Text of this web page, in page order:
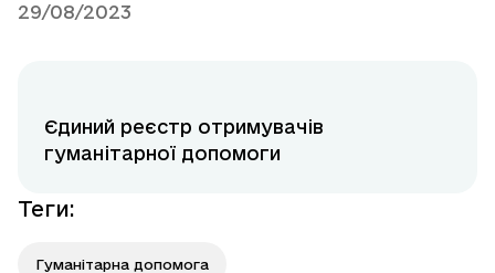
29/08/2023
Єдиний реєстр отримувачів
гуманітарної допомоги
Теги:
Гуманітарна допомога